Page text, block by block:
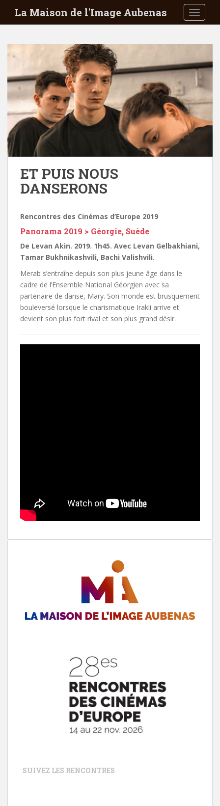
i
La Maison de l'Image Aubenas
ET PUIS NOUS
DANSERONS
Rencontres des Cinémas d’Europe 2019
Panorama 2019 > Géorgie, Suède
De Levan Akin. 2019. 1h45. Avec Levan Gelbakhiani,
Tamar Bukhnikashvili, Bachi Valishvili.
Merab s’entraîne depuis son plus jeune âge dans le
cadre de l’Ensemble National Géorgien avec sa
partenaire de danse, Mary. Son monde est brusquement
bouleversé lorsque le charismatique Irakli arrive et
devient son plus fort rival et son plus grand désir.
SUIVEZ LES RENCONTRES